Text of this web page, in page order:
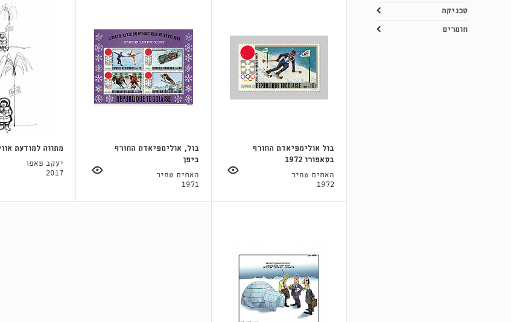
טכניקה
חומרים
בול אולימפיאדת החורף
בסאפורו 1972
האחים שמיר
1972
בול, אולימפיאדת החורף
ביפן
האחים שמיר
1971
מתווה למודעת
יעקב פאפו
2017